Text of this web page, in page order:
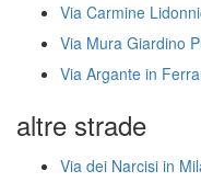
Via Carmine
Via Mura Giardino
Via Argante in
altre strade
Via dei Narcisi in